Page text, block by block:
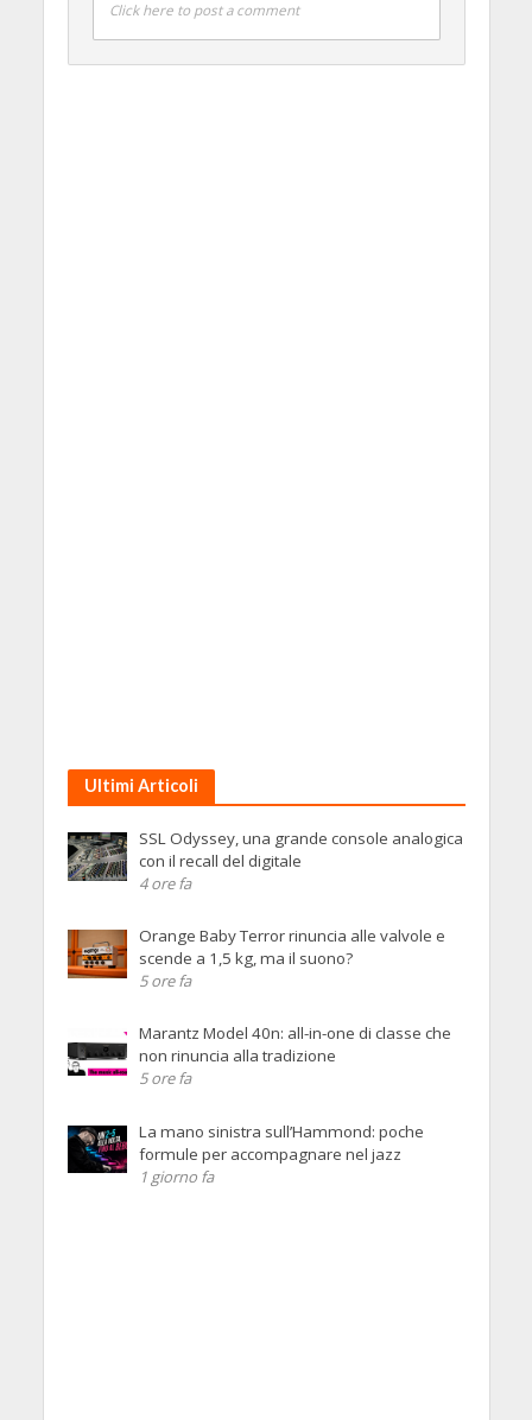
Click here to post a comment
Ultimi Articoli
SSL Odyssey, una grande console analogica
con il recall del digitale
4 ore fa
Orange Baby Terror rinuncia alle valvole e
scende a 1,5 kg, ma il suono?
5 ore fa
Marantz Model 40n: all-in-one di classe che
non rinuncia alla tradizione
5 ore fa
La mano sinistra sull’Hammond: poche
formule per accompagnare nel jazz
1 giorno fa